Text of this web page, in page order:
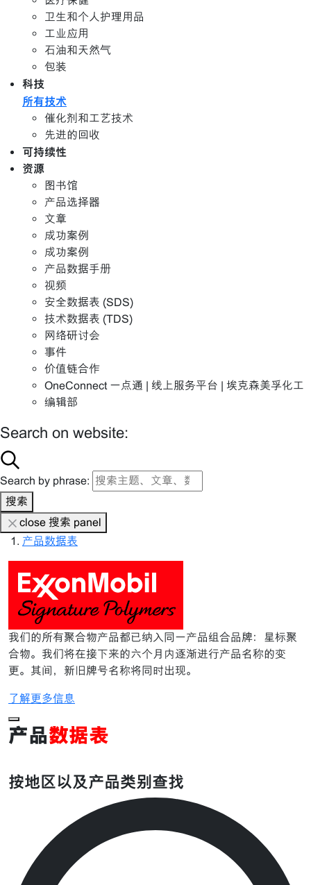
卫生和个人护理用品
工业应用
石油和天然气
包装
科技
所有技术
催化剂和工艺技术
先进的回收
可持续性
资源
图书馆
产品选择器
文章
成功案例
成功案例
产品数据手册
视频
安全数据表 (SDS)
技术数据表 (TDS)
网络研讨会
事件
价值链合作
OneConnect 一点通 | 线上服务平台 | 埃克森美孚化工
编辑部
Search on website:
Search by phrase:
搜索
close 搜索 panel
产品数据表
我们的所有聚合物产品都已纳入同一产品组合品牌：星标聚
合物。我们将在接下来的六个月内逐渐进行产品名称的变
更。其间，新旧牌号名称将同时出现。
了解更多信息
产品数据表
按地区以及产品类别查找